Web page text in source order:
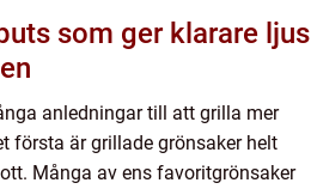
som ger klarare ljus
anledningar till att grilla mer
första är grillade grönsaker helt
Många av ens favoritgrönsaker